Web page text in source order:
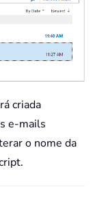
criada
e-mails
o nome da